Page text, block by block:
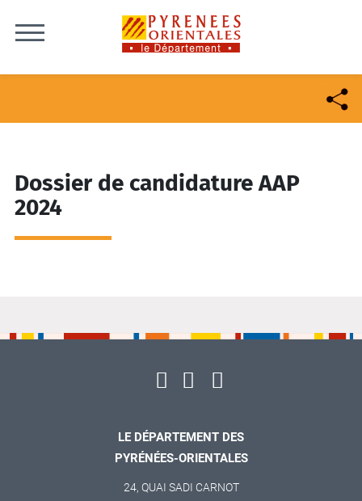
Dossier de candidature AAP
2024
LE DÉPARTEMENT DES
PYRÉNÉES-ORIENTALES
24, QUAI SADI CARNOT